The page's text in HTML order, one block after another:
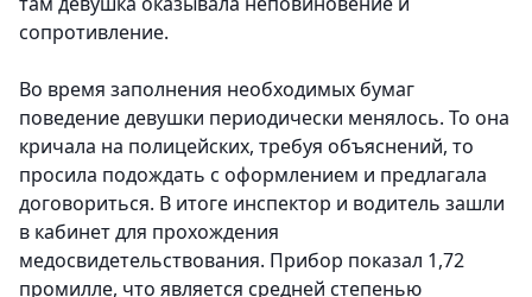
сопротивление.
Во время заполнения необходимых бумаг
поведение девушки периодически менялось. То она
кричала на полицейских, требуя объяснений, то
просила подождать с оформлением и предлагала
договориться. В итоге инспектор и водитель зашли
в кабинет для прохождения
медосвидетельствования. Прибор показал 1,72
промилле, что является средней степенью